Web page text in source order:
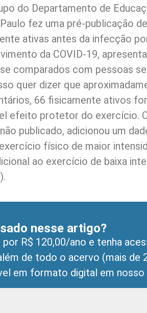
do Departamento de
fez uma pré-publicação
ativas antes da infecção
da COVID-19,
comparados com pessoas
quer dizer que
66 fisicamente ativos
efeito protetor do exercício.
publicado, adicionou um
físico de maior
ao exercício de baixa
nesse artigo?
por R$ 120,00/ano e tenha
de todo o acervo (mais de
em formato digital em nosso